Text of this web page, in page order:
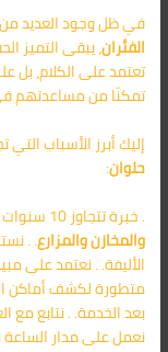
في ظل وجود العديد
الفئران، يبقى التميز
تعتمد على الكلام، بل
تمكنّا من مساعدتهم
إليك أبرز الأسباب التي
حلوان:
. خبرة تتجاوز 10 سنوات في
والمخازن والمزارع. .
الأليفة. . نعتمد على
متطورة لكشف أماكن
بعد الخدمة. . نتابع
نعمل على مدار